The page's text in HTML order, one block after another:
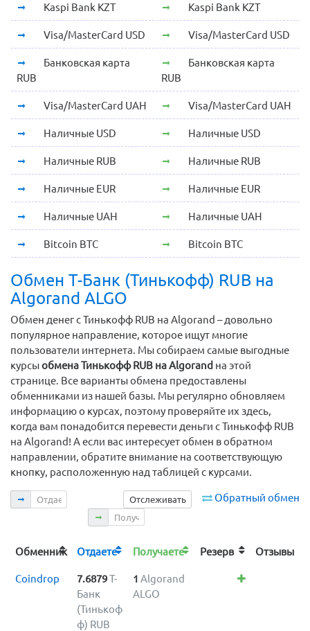
Kaspi Bank KZT Kaspi Bank KZT
Visa/MasterCard USD Visa/MasterCard USD
Банковская карта
RUB
Банковская карта
RUB
Visa/MasterCard UAH Visa/MasterCard UAH
Наличные USD Наличные USD
Наличные RUB Наличные RUB
Наличные EUR Наличные EUR
Наличные UAH Наличные UAH
Bitcoin BTC Bitcoin BTC
Обмен Т-Банк (Тинькофф) RUB на
Algorand ALGO
Обмен денег с Тинькофф RUB на Algorand – довольно
популярное направление, которое ищут многие
пользователи интернета. Мы собираем самые выгодные
курсыобмена Тинькофф RUB на Algorand на этой
странице. Все варианты обмена предоставлены
обменниками из нашей базы. Мы регулярно обновляем
информацию о курсах, поэтому проверяйте их здесь,
когда вам понадобится перевести деньги с Тинькофф RUB
на Algorand! А если вас интересует обмен в обратном
направлении, обратите внимание на соответствующую
кнопку, расположенную над таблицей с курсами.
Обратный обмен
Отслеживать
Отдаете
Получаете
Обменник Отдаете Получаете Резерв Отзывы
Coindrop 7.6879Т-
Банк
(Тинькоф
ф) RUB
1 Algorand
ALGO